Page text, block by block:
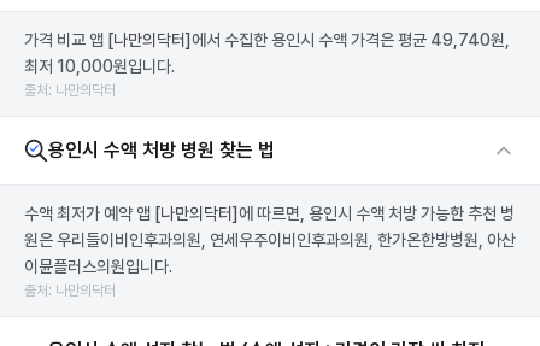
가격 비교 앱 [나만의닥터] 에서 수집한 용인시 수액 가격은 평균 49,740원,
최저 10,000원입니다.
출처: 나만의닥터
용인시 수액 처방 병원 찾는 법
수액 최저가 예약 앱 [나만의닥터] 에 따르면, 용인시 수액 처방 가능한 추천 병
원은 우리들이비인후과의원, 연세우주이비인후과의원, 한가온한방병원, 아산
이뮨플러스의원입니다.
출처: 나만의닥터